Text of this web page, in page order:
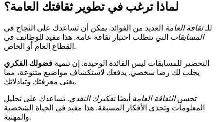
لماذا ترغب في تطوير ثقافتك العامة؟
للـثقافة العامة العديد من الفوائد. يمكن أن تساعدك على النجاح في
المسابقات التي تتطلب اختبار ثقافة عامة. هذا مفيد للوظائف في
القطاع العام أو الخاص.
التحضير للمسابقات ليس الفائدة الوحيدة. إن تنمية فضولك الفكري
يجلب لك رضا شخصي. يدفعك لاستكشاف مواضيع متنوعة، مما
يغني معرفتك وتبادلاتك.
تحسنالثقافة العامة أيضًاتفكيرك النقدي. تساعدك على تحليل
المعلومات وتحدي الأفكار المسبقة. هذا مفيد في الحياة الشخصية
والمهنية.